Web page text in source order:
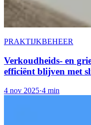
PRAKTIJKBEHEER
Verkoudheids- en
efficiënt blijven met
4 nov 2025·4 min